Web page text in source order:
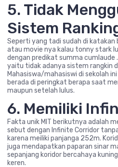
5. Tidak
Sistem
Seperti yang tadi sudah di
atau movie nya kalau tonny stark
dengan predikat summa cumlaude
yaitu tidak adanya sistem rangkin
Mahasiswa/mahasiswi di sekolah
berada di peringkat berapa saat
maupun setelah lulus.
6. Memiliki
Fakta unik MIT berikutnya adalah
sebut dengan Infinite Corridor
karena meiliki panjanga 252m.
juga mendapatkan paparan sinar
sepanjang koridor bercahaya
keren.